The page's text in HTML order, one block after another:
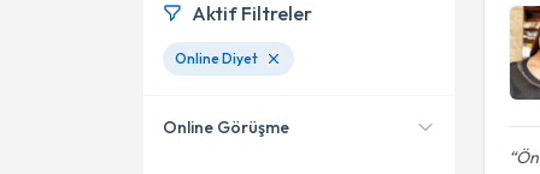
Aktif Filtreler
Online Diyet
Online Görüşme